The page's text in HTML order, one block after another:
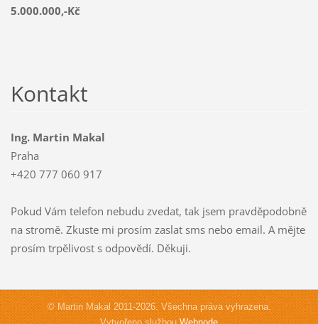
5.000.000,-Kč
Kontakt
Ing. Martin Makal
Praha
+420 777 060 917
Pokud Vám telefon nebudu zvedat, tak jsem pravděpodobně
na stromě. Zkuste mi prosím zaslat sms nebo email. A mějte
prosím trpělivost s odpovědí. Děkuji.
© Martin Makal 2011-2026. Všechna práva vyhrazena.